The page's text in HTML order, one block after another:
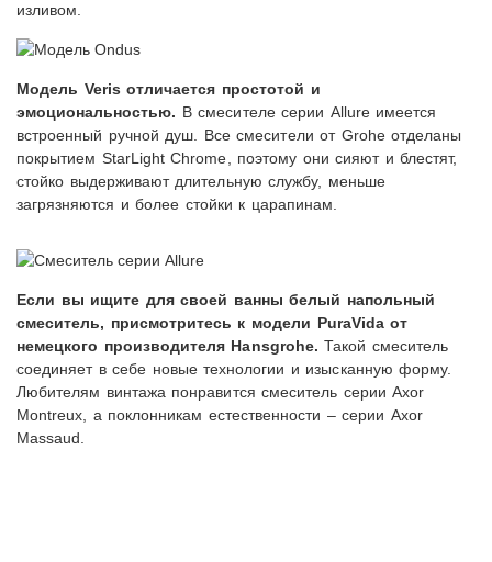
изливом.
Модель Veris отличается простотой и
эмоциональностью. В смесителе серии Allure имеется
встроенный ручной душ. Все смесители от Grohe отделаны
покрытием StarLight Chrome, поэтому они сияют и блестят,
стойко выдерживают длительную службу, меньше
загрязняются и более стойки к царапинам.
Если вы ищите для своей ванны белый напольный
смеситель, присмотритесь к модели PuraVida от
немецкого производителя Hansgrohe.Такой смеситель
соединяет в себе новые технологии и изысканную форму.
Любителям винтажа понравится смеситель серии Axor
Montreux, а поклонникам естественности – серии Axor
Massaud.